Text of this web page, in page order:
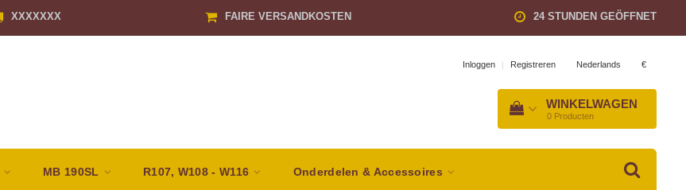
XXXXXXX FAIRE VERSANDKOSTEN 24 STUNDEN GEÖFFNET
Inloggen | Registreren Nederlands €
WINKELWAGEN
0 Producten
MB 190SL R107, W108 - W116 Onderdelen & Accessoires